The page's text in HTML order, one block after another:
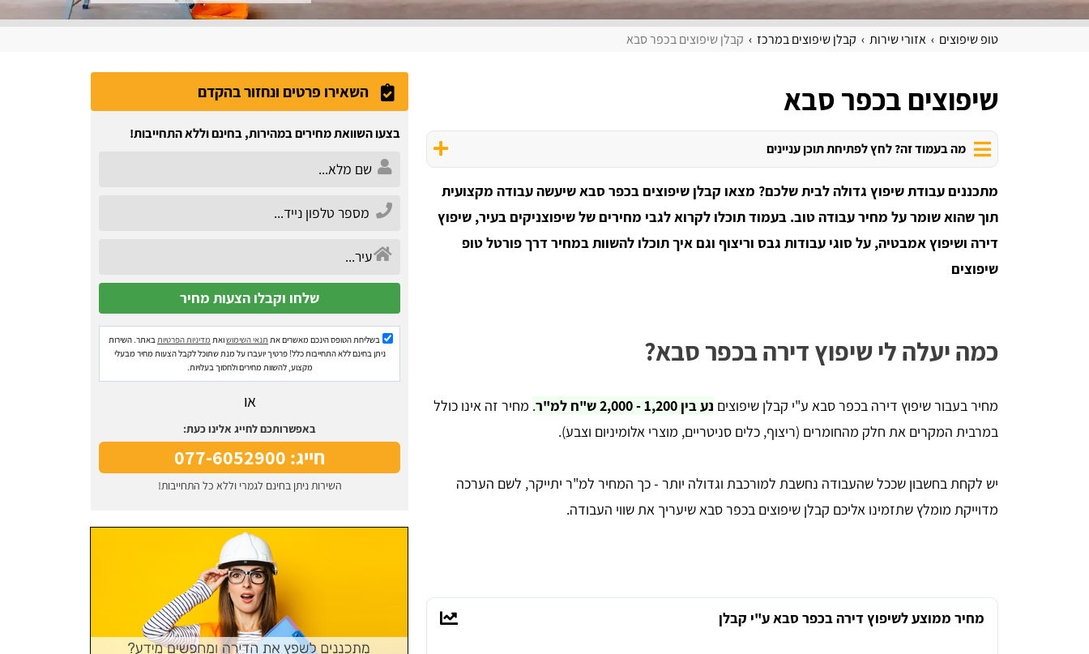
טופ שיפוצים אזורי שירות קבלן שיפוצים במרכז קבלן שיפוצים בכפר סבא
שיפוצים בכפר סבא
מה בעמוד זה? לחץ לפתיחת תוכן עניינים
מתכננים עבודת שיפוץ גדולה לבית שלכם? מצאו קבלן שיפוצים בכפר סבא שיעשה עבודה מקצועית
תוך שהוא שומר על מחיר עבודה טוב. בעמוד תוכלו לקרוא לגבי מחירים של שיפוצניקים בעיר, שיפוץ
דירה ושיפוץ אמבטיה, על סוגי עבודות גבס וריצוף וגם איך תוכלו להשוות במחיר דרך פורטל טופ
שיפוצים
כמה יעלה לי שיפוץ דירה בכפר סבא?
מחיר בעבור שיפוץ דירה בכפר סבא ע"י קבלן שיפוצים נע בין 1,200 - 2,000 ש"ח למ"ר . מחיר זה אינו כולל
במרבית המקרים את חלק מהחומרים (ריצוף, כלים סניטריים, מוצרי אלומיניום וצבע).
יש לקחת בחשבון שככל שהעבודה נחשבת למורכבת וגדולה יותר - כך המחיר למ"ר יתייקר, לשם הערכה
מדוייקת מומלץ שתזמינו אליכם קבלן שיפוצים בכפר סבא שיעריך את שווי העבודה.
מחיר ממוצע לשיפוץ דירה בכפר סבא ע"י קבלן
השאירו פרטים ונחזור בהקדם
בצעו השוואת מחירים במהירות, בחינם וללא התחייבות!
בשליחת הטופס הינכם מאשרים את תנאי השימושואת מדיניות הפרטיותבאתר. השירות
ניתן בחינם ללא התחייבות כלל! פרטיך יועברו על מנת שתוכל לקבל הצעות מחיר מבעלי
מקצוע, להשוות מחירים ולחסוך בעלויות.
או
באפשרותכם לחייג אלינו כעת:
חייג: 077-6052900
השירות ניתן בחינם לגמרי וללא כל התחייבות!